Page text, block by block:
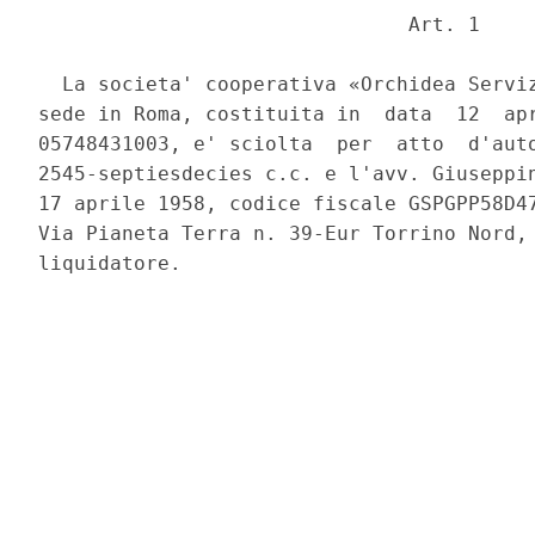
                               Art. 1
La societa' cooperativa «Orchidea
sede in Roma, costituita in  data  12
05748431003, e' sciolta  per  atto
2545-septiesdecies c.c. e l'avv.
17 aprile 1958, codice fiscale
Via Pianeta Terra n. 39-Eur Torrino Nord,